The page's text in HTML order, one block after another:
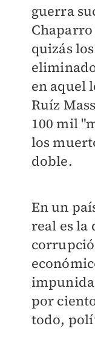
guerra
quizás
en aquel
Ruíz
100 mil
los
doble.
En un
real es la
por
todo,